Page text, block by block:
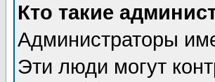
Кто такие
Администраторы
Эти люди могут